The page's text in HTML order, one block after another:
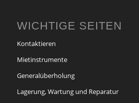
WICHTIGE SEITEN
Kontaktieren
Mietinstrumente
Generalüberholung
Lagerung, Wartung und Reparatur